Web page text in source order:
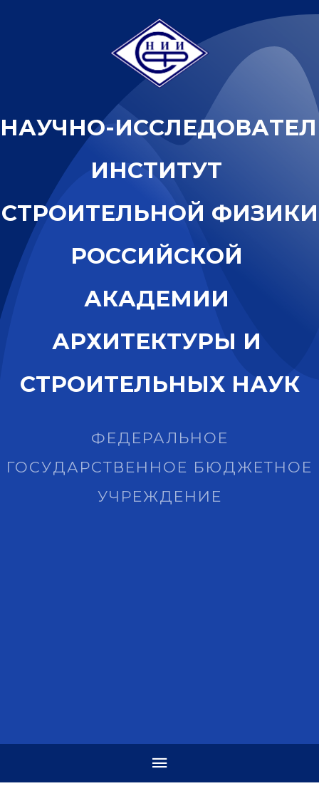
НАУЧНО-ИССЛЕДОВАТЕЛ
ИНСТИТУТ
СТРОИТЕЛЬНОЙ ФИЗИКИ
РОССИЙСКОЙ
АКАДЕМИИ
АРХИТЕКТУРЫ И
СТРОИТЕЛЬНЫХ НАУК
ФЕДЕРАЛЬНОЕ
ГОСУДАРСТВЕННОЕ БЮДЖЕТНОЕ
УЧРЕЖДЕНИЕ